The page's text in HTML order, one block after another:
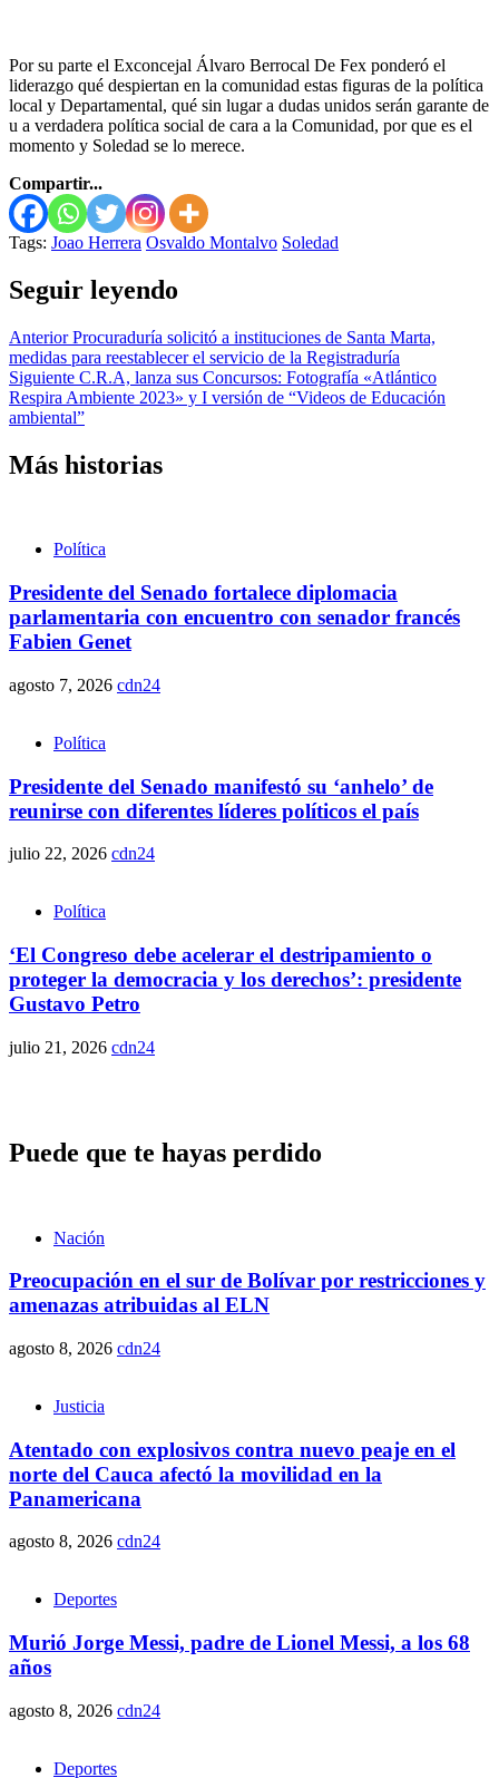
Por su parte el Exconcejal Álvaro Berrocal De Fex ponderó el
liderazgo qué despiertan en la comunidad estas figuras de la política
local y Departamental, qué sin lugar a dudas unidos serán garante de
u a verdadera política social de cara a la Comunidad, por que es el
momento y Soledad se lo merece.
Compartir...
Tags: Joao Herrera Osvaldo Montalvo Soledad
Seguir leyendo
AnteriorProcuraduría solicitó a instituciones de Santa Marta,
medidas para reestablecer el servicio de la Registraduría
Siguiente C.R.A, lanza sus Concursos: Fotografía «Atlántico
Respira Ambiente 2023» y I versión de “Videos de Educación
ambiental”
Más historias
Política
Presidente del Senado fortalece diplomacia
parlamentaria con encuentro con senador francés
Fabien Genet
agosto 7, 2026 cdn24
Política
Presidente del Senado manifestó su ‘anhelo’ de
reunirse con diferentes líderes políticos el país
julio 22, 2026 cdn24
Política
‘El Congreso debe acelerar el destripamiento o
proteger la democracia y los derechos’: presidente
Gustavo Petro
julio 21, 2026 cdn24
Puede que te hayas perdido
Nación
Preocupación en el sur de Bolívar por restricciones y
amenazas atribuidas al ELN
agosto 8, 2026 cdn24
Justicia
Atentado con explosivos contra nuevo peaje en el
norte del Cauca afectó la movilidad en la
Panamericana
agosto 8, 2026 cdn24
Deportes
Murió Jorge Messi, padre de Lionel Messi, a los 68
años
agosto 8, 2026 cdn24
Deportes